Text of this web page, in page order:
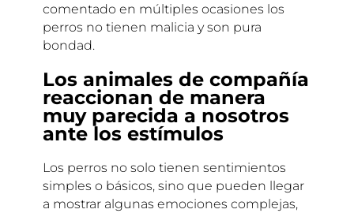
comentado en múltiples ocasiones los
perros no tienen malicia y son pura
bondad.
Los animales de compañía
reaccionan de manera
muy parecida a nosotros
ante los estímulos
Los perros no solo tienen sentimientos
simples o básicos, sino que pueden llegar
a mostrar algunas emociones complejas,